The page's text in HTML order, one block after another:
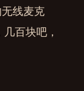
线麦克
百块吧，